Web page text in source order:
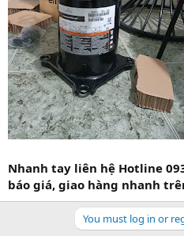
Nhanh tay liên hệ Hotline
báo giá, giao hàng nhanh
You must log in or